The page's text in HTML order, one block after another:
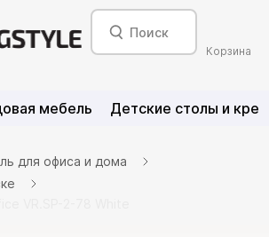
Корзина
мебель Детские столы и
для офиса и дома